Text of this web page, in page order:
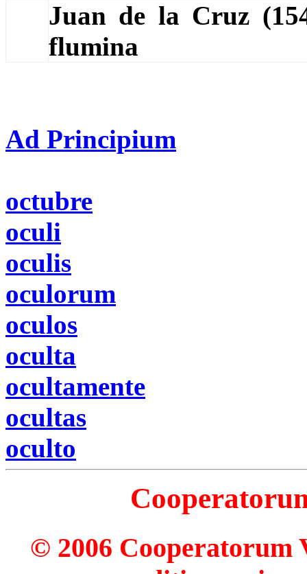
Juan de la Cruz
flumina
Ad Principium
octubre
oculi
oculis
oculorum
oculos
oculta
ocultamente
ocultas
oculto
© 2006 Cooperatorum